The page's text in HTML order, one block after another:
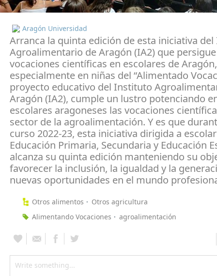
Aragón Universidad
Arranca la quinta edición de esta iniciativa
Agroalimentario de Aragón (IA2) que
vocaciones científicas en escolares de Aragón,
especialmente en niñas del “Alimentado
proyecto educativo del Instituto
Aragón (IA2), cumple un lustro potenciando
escolares aragoneses las vocaciones
sector de la agroalimentación. Y es que
curso 2022-23, esta iniciativa dirigida a
Educación Primaria, Secundaria y Educación
alcanza su quinta edición manteniendo su
favorecer la inclusión, la igualdad y la
nuevas oportunidades en el mundo
Otros alimentos
Otros agricultura
Alimentando Vocaciones
agroalimentación